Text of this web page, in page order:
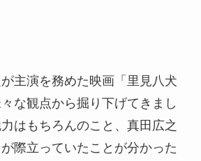
主演を務めた映画「里見八犬
な観点から掘り下げてきまし
はもちろんのこと、真田広之
際立っていたことが分かった